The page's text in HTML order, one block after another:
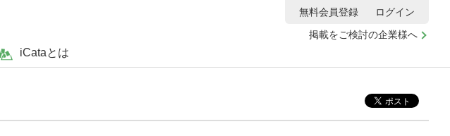
iCataとは
掲載をご検討の企業様へ
無料会員登録 ログイン